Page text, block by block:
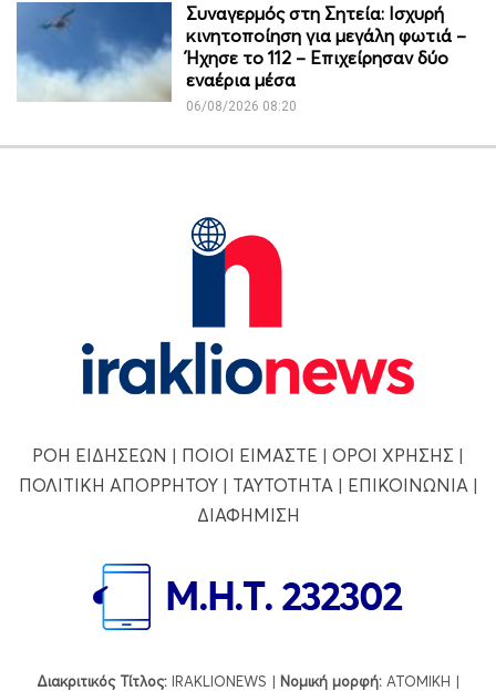
Συναγερμός στη Σητεία: Ισχυρή
κινητοποίηση για μεγάλη φωτιά –
Ήχησε το 112 – Επιχείρησαν δύο
εναέρια μέσα
06/08/2026 08:20
ΡΟΗ ΕΙΔΗΣΕΩΝ | ΠΟΙΟΙ ΕΙΜΑΣΤΕ | ΟΡΟΙ ΧΡΗΣΗΣ |
ΠΟΛΙΤΙΚΗ ΑΠΟΡΡΗΤΟΥ| ΤΑΥΤΟΤΗΤΑ | ΕΠΙΚΟΙΝΩΝΙΑ |
ΔΙΑΦΗΜΙΣΗ
Διακριτικός Τίτλος: IRAKLIONEWS | Νομική μορφή: ΑΤΟΜΙΚΗ |